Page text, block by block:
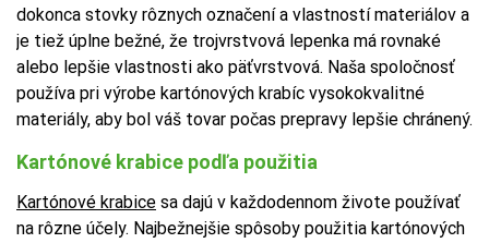
dokonca stovky rôznych označení a vlastností materiálov a
je tiež úplne bežné, že trojvrstvová lepenka má rovnaké
alebo lepšie vlastnosti ako päťvrstvová. Naša spoločnosť
používa pri výrobe kartónových krabíc vysokokvalitné
materiály, aby bol váš tovar počas prepravy lepšie chránený.
Kartónové krabice podľa použitia
Kartónové krabice sa dajú v každodennom živote používať
na rôzne účely. Najbežnejšie spôsoby použitia kartónových